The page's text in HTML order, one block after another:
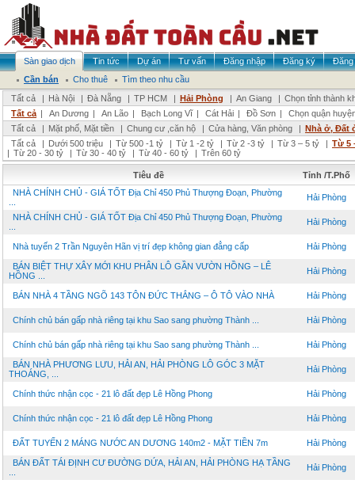
Sàn giao dịch Tin tức Dự án Tư vấn Đăng nhập Đăng ký
Đăng
Cần bán
Cho thuê
Tìm theo nhu cầu
Tất cả
| Hà Nội | Đà Nẵng | TP HCM | Hải Phòng | An Giang | Chọn tỉnh thành
Tất cả | An Dương | An Lão | Bạch Long Vĩ | Cát Hải | Đồ Sơn |
Chọn quận
Tất cả
| Mặt phố, Mặt tiền | Chung cư ,căn hộ | Cửa hàng, Văn phòng | Nhà ở, Đất
Tất cả
| Dưới 500 triệu | Từ 500 -1 tỷ | Từ 1 -2 tỷ | Từ 2 -3 tỷ | Từ 3 – 5 tỷ | Từ 5
| Từ 20 - 30 tỷ | Từ 30 - 40 tỷ | Từ 40 - 60 tỷ | Trên 60 tỷ
Tiêu đề
Tỉnh /T.Phố
NHÀ CHÍNH CHỦ - GIÁ TỐT Địa Chỉ 450 Phủ Thượng Đoạn, Phường
Hải Phòng
NHÀ CHÍNH CHỦ - GIÁ TỐT Địa Chỉ 450 Phủ Thượng Đoạn, Phường
Hải Phòng
Nhà tuyến 2 Trần Nguyên Hãn vị trí đẹp không gian đẳng cấp Hải Phòng
BÁN BIỆT THỰ XÂY MỚI KHU PHÂN LÔ GẦN VƯỜN HỒNG – LÊ
HỒNG ...
Hải Phòng
BÁN NHÀ 4 TẦNG NGÕ 143 TÔN ĐỨC THẮNG – Ô TÔ VÀO NHÀ Hải Phòng
Chính chủ bán gấp nhà riêng tại khu Sao sang phường Thành ... Hải Phòng
Chính chủ bán gấp nhà riêng tại khu Sao sang phường Thành ... Hải Phòng
BÁN NHÀ PHƯƠNG LƯU, HẢI AN, HẢI PHÒNG LÔ GÓC 3 MẶT
THOÁNG, ...
Hải Phòng
Chính thức nhận cọc - 21 lô đất đẹp Lê Hồng Phong Hải Phòng
Chính thức nhận cọc - 21 lô đất đẹp Lê Hồng Phong Hải Phòng
ĐẤT TUYẾN 2 MÁNG NƯỚC AN DƯƠNG 140m2 - MẶT TIỀN 7m Hải Phòng
BÁN ĐẤT TÁI ĐỊNH CƯ ĐƯỜNG DỨA, HẢI AN, HẢI PHÒNG HẠ TẦNG
Hải Phòng